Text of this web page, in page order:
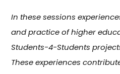
In these sessions
and practice of higher
Students-4-Students
These experiences